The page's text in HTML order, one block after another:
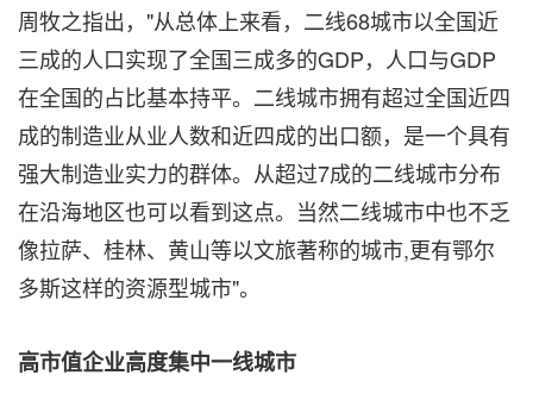
周牧之指出，"从总体上来看，二线68城市以全国近
三成的人口实现了全国三成多的GDP，人口与GDP
在全国的占比基本持平。二线城市拥有超过全国近四
成的制造业从业人数和近四成的出口额，是一个具有
强大制造业实力的群体。从超过7成的二线城市分布
在沿海地区也可以看到这点。当然二线城市中也不乏
像拉萨、桂林、黄山等以文旅著称的城市,更有鄂尔
多斯这样的资源型城市"。
高市值企业高度集中一线城市